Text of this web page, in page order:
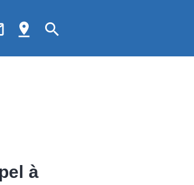
pin_drop search
à